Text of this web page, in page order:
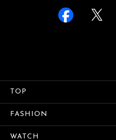
TOP
FASHION
WATCH